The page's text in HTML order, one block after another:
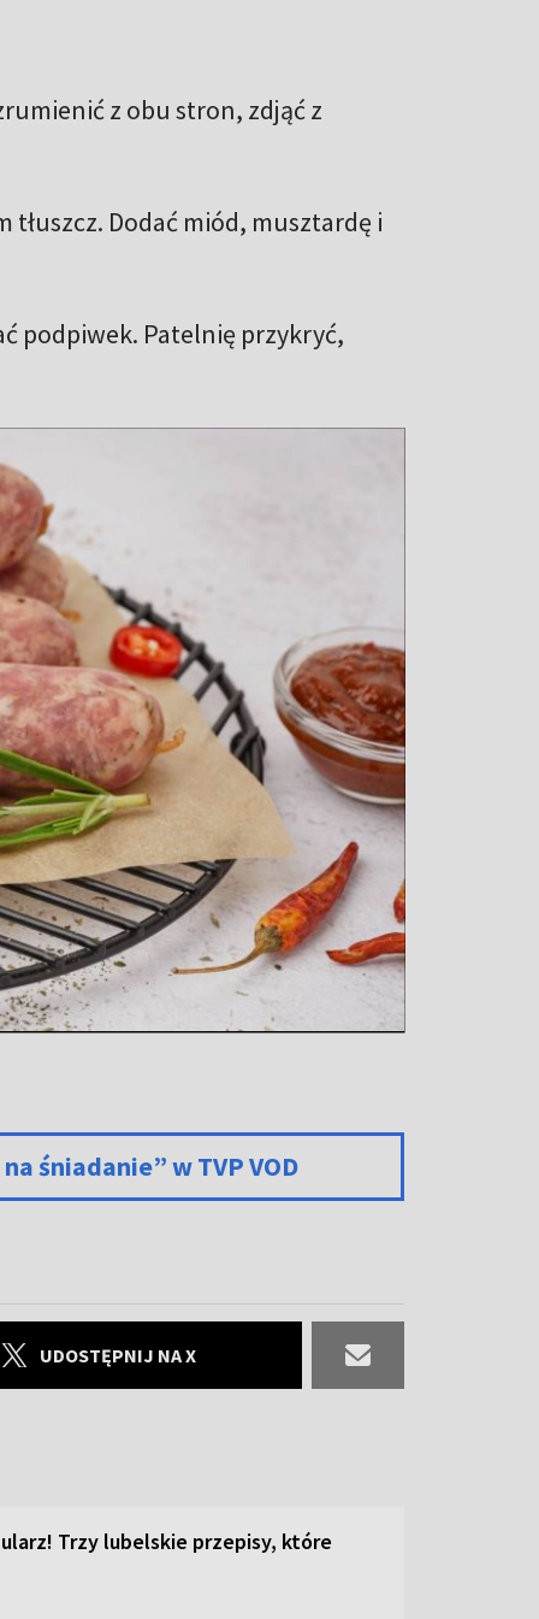
z obu stron, zdjąć z
Dodać miód, musztardę i
podpiwek. Patelnię przykryć,
śniadanie” w TVP VOD
UDOSTĘPNIJ NA X
Trzy lubelskie przepisy, które